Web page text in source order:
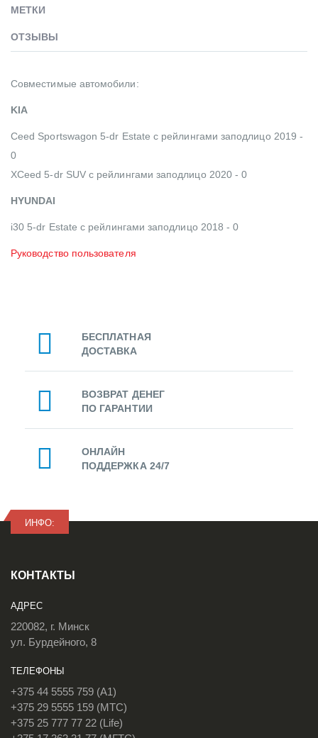
МЕТКИ
ОТЗЫВЫ
Совместимые автомобили:
KIA
Ceed Sportswagon 5-dr Estate с рейлингами заподлицо 2019 -
0
XCeed 5-dr SUV с рейлингами заподлицо 2020 - 0
HYUNDAI
i30 5-dr Estate с рейлингами заподлицо 2018 - 0
Руководство пользователя
БЕСПЛАТНАЯ
ДОСТАВКА
ВОЗВРАТ ДЕНЕГ
ПО ГАРАНТИИ
ОНЛАЙН
ПОДДЕРЖКА 24/7
ИНФО:
КОНТАКТЫ
АДРЕС
220082, г. Минск
ул. Бурдейного, 8
ТЕЛЕФОНЫ
+375 44 5555 759 (A1)
+375 29 5555 159 (МТС)
+375 25 777 77 22 (Life)